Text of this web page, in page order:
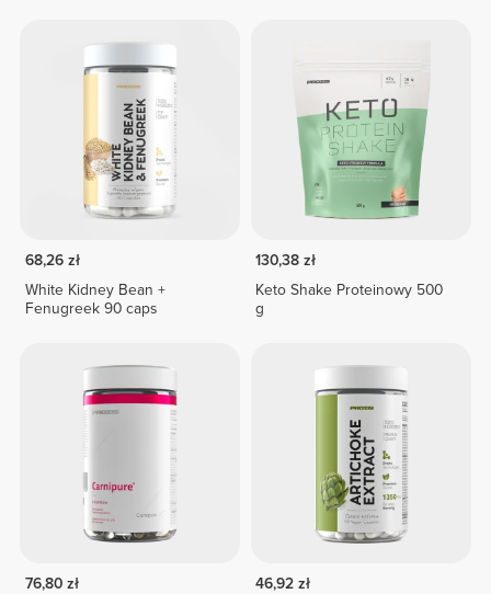
68,26 zł
White Kidney Bean +
Fenugreek 90 caps
130,38 zł
Keto Shake Proteinowy 500
g
76,80 zł
46,92 zł